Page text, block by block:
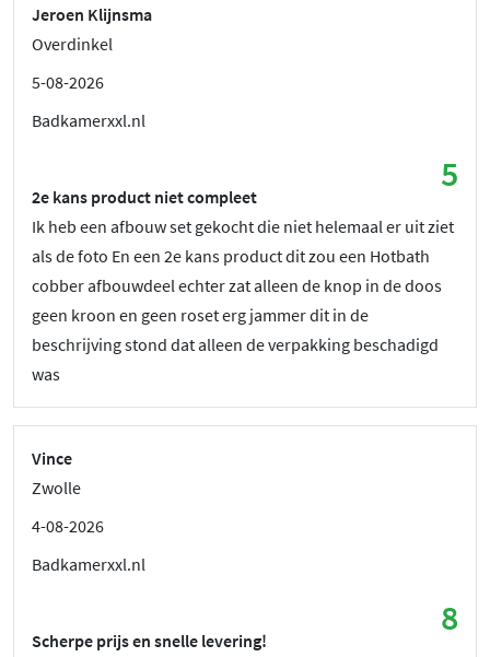
Jeroen Klijnsma
Overdinkel
5-08-2026
Badkamerxxl.nl
5
2e kans product niet compleet
Ik heb een afbouw set gekocht die niet helemaal er uit ziet
als de foto En een 2e kans product dit zou een Hotbath
cobber afbouwdeel echter zat alleen de knop in de doos
geen kroon en geen roset erg jammer dit in de
beschrijving stond dat alleen de verpakking beschadigd
was
Vince
Zwolle
4-08-2026
Badkamerxxl.nl
8
Scherpe prijs en snelle levering!